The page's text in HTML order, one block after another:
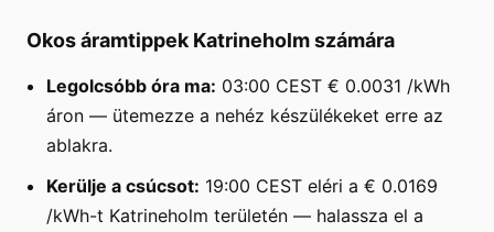
Okos áramtippek Katrineholm számára
Legolcsóbb óra ma: 03:00 CEST € 0.0031 /kWh
áron — ütemezze a nehéz készülékeket erre az
ablakra.
Kerülje a csúcsot: 19:00 CEST eléri a € 0.0169
/kWh-t Katrineholm területén — halassza el a